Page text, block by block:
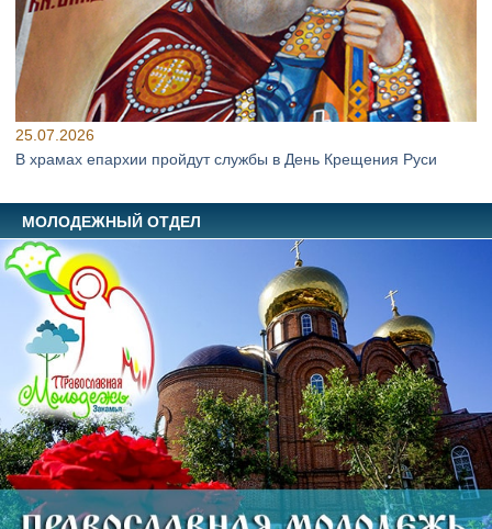
25.07.2026
В храмах епархии пройдут службы в День Крещения Руси
МОЛОДЕЖНЫЙ ОТДЕЛ